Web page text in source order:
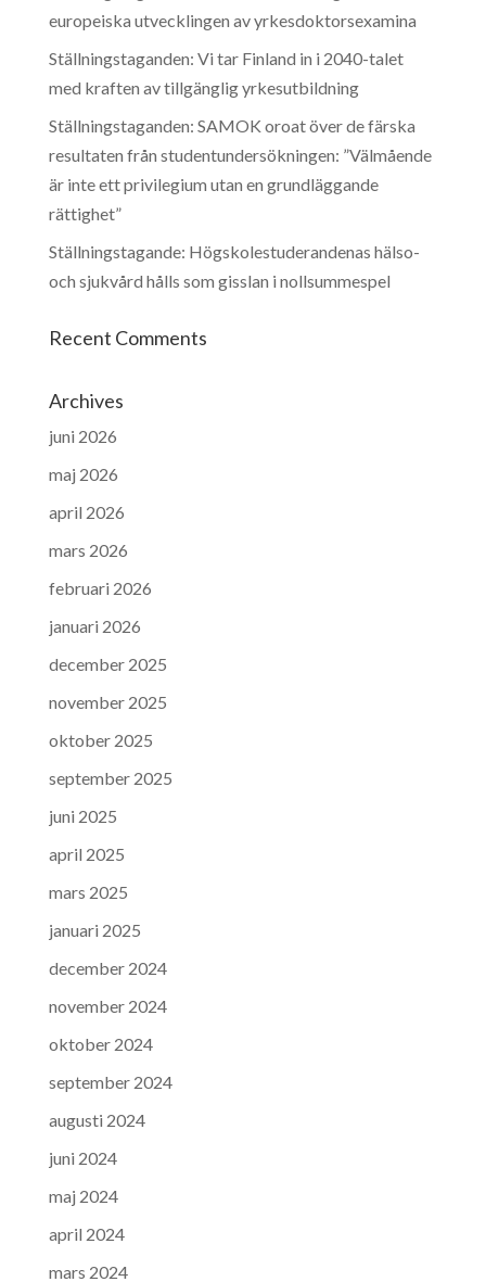
europeiska utvecklingen av yrkesdoktorsexamina
Ställningstaganden: Vi tar Finland in i 2040-talet
med kraften av tillgänglig yrkesutbildning
Ställningstaganden: SAMOK oroat över de färska
resultaten från studentundersökningen: ”Välmående
är inte ett privilegium utan en grundläggande
rättighet”
Ställningstagande: Högskolestuderandenas hälso-
och sjukvård hålls som gisslan i nollsummespel
Recent Comments
Archives
juni 2026
maj 2026
april 2026
mars 2026
februari 2026
januari 2026
december 2025
november 2025
oktober 2025
september 2025
juni 2025
april 2025
mars 2025
januari 2025
december 2024
november 2024
oktober 2024
september 2024
augusti 2024
juni 2024
maj 2024
april 2024
mars 2024